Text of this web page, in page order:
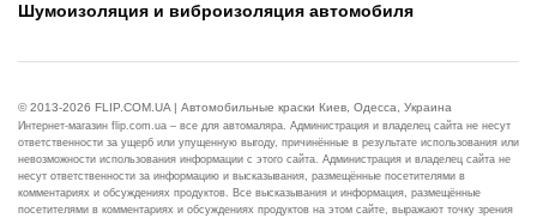
Шумоизоляция и виброизоляция автомобиля
© 2013-2026 FLIP.COM.UA | Автомобильные краски Киев, Одесса, Украина
Интернет-магазин flip.com.ua – все для автомаляра. Администрация и владелец сайта не несут
ответственности за ущерб или упущенную выгоду, причинённые в результате использования или
невозможности использования информации с этого сайта. Администрация и владелец сайта не
несут ответственности за информацию и высказывания, размещённые посетителями в
комментариях и обсуждениях продуктов. Все высказывания и информация, размещённые
посетителями в комментариях и обсуждениях продуктов на этом сайте, выражают точку зрения